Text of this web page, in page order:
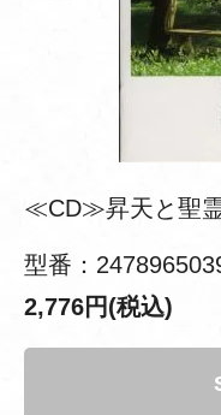
≪CD≫昇天と聖
型番：
2,776円(税込)